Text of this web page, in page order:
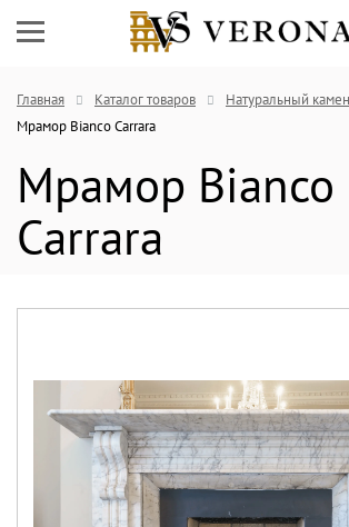
Главная Каталог товаров
Натуральный
Мрамор Bianco Carrara
Мрамор Bianco
Carrara